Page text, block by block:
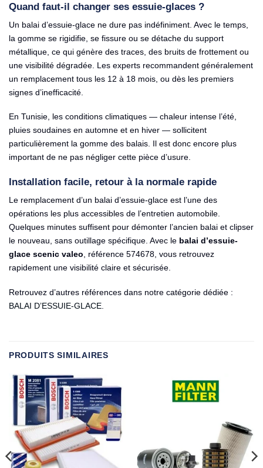
Quand faut-il changer ses essuie-glaces ?
Un balai d’essuie-glace ne dure pas indéfiniment. Avec le temps,
la gomme se rigidifie, se fissure ou se détache du support
métallique, ce qui génère des traces, des bruits de frottement ou
une visibilité dégradée. Les experts recommandent généralement
un remplacement tous les 12 à 18 mois, ou dès les premiers
signes d’inefficacité.
En Tunisie, les conditions climatiques — chaleur intense l’été,
pluies soudaines en automne et en hiver — sollicitent
particulièrement la gomme des balais. Il est donc encore plus
important de ne pas négliger cette pièce d’usure.
Installation facile, retour à la normale rapide
Le remplacement d’un balai d’essuie-glace est l’une des
opérations les plus accessibles de l’entretien automobile.
Quelques minutes suffisent pour démonter l’ancien balai et clipser
le nouveau, sans outillage spécifique. Avec le balai d’essuie-
glace scenic valeo , référence 574678, vous retrouvez
rapidement une visibilité claire et sécurisée.
Retrouvez d’autres références dans notre catégorie dédiée :
BALAI D’ESSUIE-GLACE
PRODUITS SIMILAIRES